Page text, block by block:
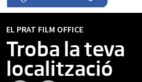
EL PRAT FILM OFFICE
Troba la teva
localització